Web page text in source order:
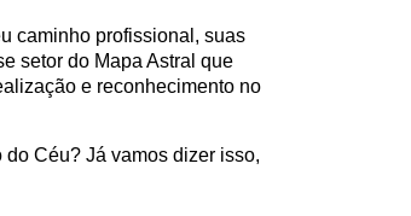
caminho profissional, suas
setor do Mapa Astral que
e reconhecimento no
Céu? Já vamos dizer isso,